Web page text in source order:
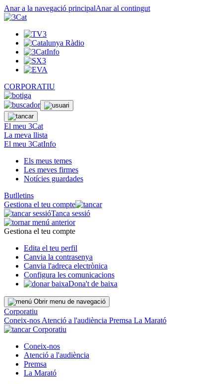
Anar a la navegació principalAnar al contingut
CORPORATIU
El meu 3Cat
La meva llista
El meu 3CatInfo
Els meus temes
Les meves firmes
Notícies guardades
Butlletins
Gestiona el teu compte
Tanca sessió
Gestiona el teu compte
Edita el teu perfil
Canvia la contrasenya
Canvia l'adreça electrònica
Configura les comunicacions
Dona't de baixa
Obrir menu de navegació
Corporatiu
Coneix-nos Atenció a l'audiència Premsa La Marató
Corporatiu
Coneix-nos
Atenció a l'audiència
Premsa
La Marató